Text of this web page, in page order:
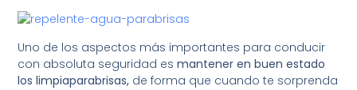
Uno de los aspectos más importantes para conducir
con absoluta seguridad esmantener en buen estado
los limpiaparabrisas, de forma que cuando te sorprenda